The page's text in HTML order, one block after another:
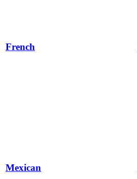
French
Mexican